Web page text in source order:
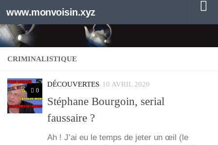
Au dessous du contenu
www.monvoisin.xyz
CRIMINALISTIQUE
0
DÉCOUVERTES 10 AVRIL 2020
Stéphane Bourgoin, serial
faussaire ?
Ah ! J’ai eu le temps de jeter un œil (le